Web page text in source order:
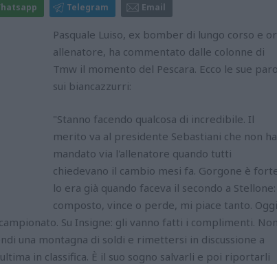
Telegram Email
Pasquale Luiso, ex bomber di lungo corso e
allenatore, ha commentato dalle colonne di
Tmw il momento del Pescara. Ecco le sue
sui biancazzurri:
"Stanno facendo qualcosa di incredibile. Il
merito va al presidente Sebastiani che non ha
mandato via l'allenatore quando tutti
chiedevano il cambio mesi fa. Gorgone è
lo era già quando faceva il secondo a
composto, vince o perde, mi piace tanto. Oggi
Su Insigne: gli vanno fatti i complimenti.
una montagna di soldi e rimettersi in discussione a
in classifica. È il suo sogno salvarli e poi riportarli